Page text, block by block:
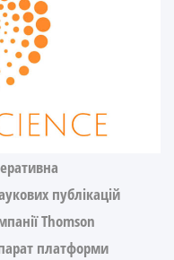
публікацій
Thomson
платформи